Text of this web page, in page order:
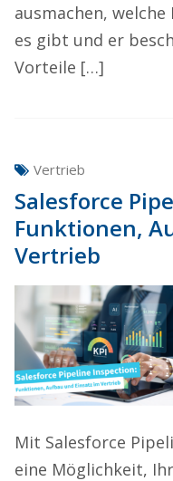
ausmachen,
es gibt und er
Vorteile […]
Vertrieb
Salesforce
Funktionen,
Vertrieb
Mit Salesforce
eine Möglichkeit,